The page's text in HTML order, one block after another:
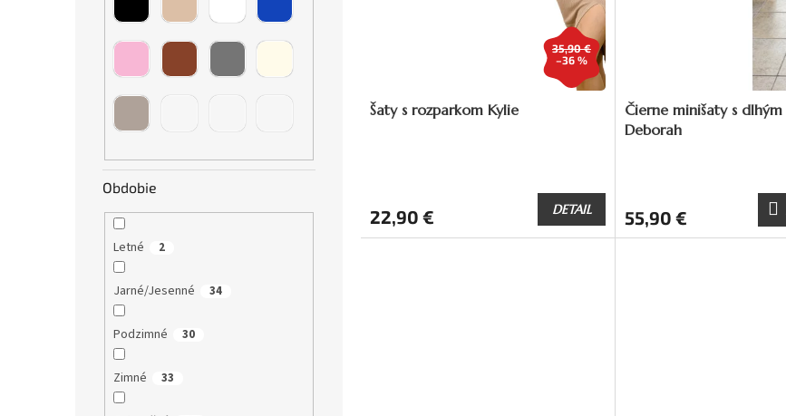
Obdobie
Letné 2
Jarné/Jesenné 34
Podzimné 30
Zimné 33
35,90 €
–36 %
Šaty s rozparkom Kylie
22,90 € DETAIL
Čierne minišaty s
Deborah
55,90 €